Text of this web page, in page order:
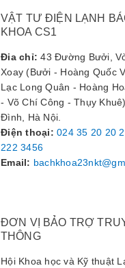
Bảo hành lâu dài:
người dùng.
---
Thông Số
Tên sản phẩm
Thương hiệu
Điện áp chịu đựng
Tần số
VẬT TƯ ĐIỆN LẠNH
KHOA CS1
Đia chỉ: 43 Đường Bưởi,
Xoay (Bưởi - Hoàng Quốc
Lạc Long Quân - Hoàng
- Võ Chí Công - Thụy
Đình, Hà Nội.
Điện thoại: 024 35 20 20
222 3456
Email:
ĐƠN VỊ BẢO TRỢ
THÔNG
Hội Khoa học và Kỹ thuật